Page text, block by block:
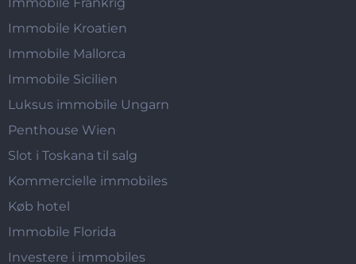
Immobile Kroatien
Immobile Mallorca
Immobile Sicilien
Luksus immobile Ungarn
Penthouse Wien
Slot i Toskana til salg
Kommercielle immobiles
Køb hotel
Immobile Florida
Investere i immobiles